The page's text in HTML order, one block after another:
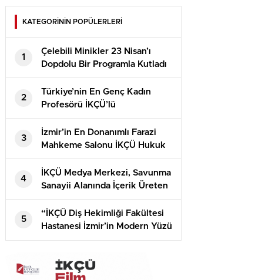
KATEGORİNİN POPÜLERLERİ
1
Çelebili Minikler 23 Nisan’ı
Dopdolu Bir Programla Kutladı
2
Türkiye’nin En Genç Kadın
Profesörü İKÇÜ’lü
3
İzmir’in En Donanımlı Farazi
Mahkeme Salonu İKÇÜ Hukuk
Fakültesi’nde Açıldı
4
İKÇÜ Medya Merkezi, Savunma
Sanayii Alanında İçerik Üreten
Kaner Kurt’u Ağırladı
5
“İKÇÜ Diş Hekimliği Fakültesi
Hastanesi İzmir’in Modern Yüzü
Olacak”